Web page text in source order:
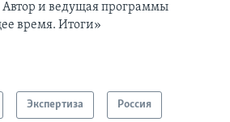
Автор и ведущая программы
время. Итоги»
Экспертиза Россия